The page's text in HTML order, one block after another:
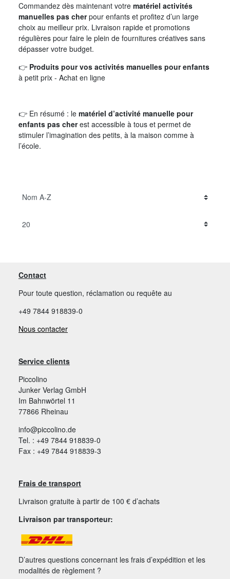
Commandez dès maintenant votre matériel activités
manuelles pas cherpour enfants et profitez d’un large
choix au meilleur prix. Livraison rapide et promotions
régulières pour faire le plein de fournitures créatives sans
dépasser votre budget.
👉 Produits pour vos activités manuelles pour enfants
à petit prix - Achat en ligne
👉 En résumé : le matériel d’activité manuelle pour
enfants pas cherest accessible à tous et permet de
stimuler l’imagination des petits, à la maison comme à
l’école.
Contact
Pour toute question, réclamation ou requête au
+49 7844 918839-0
Nous contacter
Service clients
Piccolino
Junker Verlag GmbH
Im Bahnwörtel 11
77866 Rheinau
info@piccolino.de
Tel. : +49 7844 918839-0
Fax : +49 7844 918839-3
Frais de transport
Livraison gratuite à partir de 100 € d’achats
Livraison par transporteur:
D’autres questions concernant les frais d’expédition et les
modalités de règlement ?